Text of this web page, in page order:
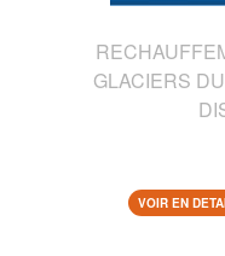
GLACIERS
VOIR EN